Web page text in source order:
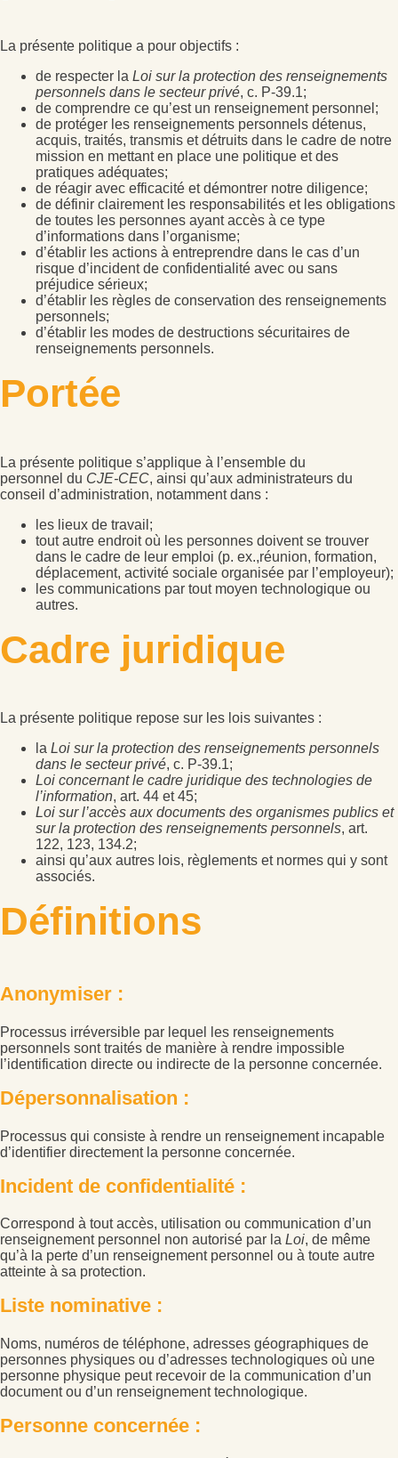
La présente politique a pour objectifs :
de respecter la Loi sur la protection des renseignements
personnels dans le secteur privé, c. P-39.1;
de comprendre ce qu’est un renseignement personnel;
de protéger les renseignements personnels détenus,
acquis, traités, transmis et détruits dans le cadre de notre
mission en mettant en place une politique et des
pratiques adéquates;
de réagir avec efficacité et démontrer notre diligence;
de définir clairement les responsabilités et les obligations
de toutes les personnes ayant accès à ce type
d’informations dans l’organisme;
d’établir les actions à entreprendre dans le cas d’un
risque d’incident de confidentialité avec ou sans
préjudice sérieux;
d’établir les règles de conservation des renseignements
personnels;
d’établir les modes de destructions sécuritaires de
renseignements personnels.
Portée
La présente politique s’applique à l’ensemble du
personnel du CJE-CEC, ainsi qu’aux administrateurs du
conseil d’administration, notamment dans :
les lieux de travail;
tout autre endroit où les personnes doivent se trouver
dans le cadre de leur emploi (p. ex.,réunion, formation,
déplacement, activité sociale organisée par l’employeur);
les communications par tout moyen technologique ou
autres.
Cadre juridique
La présente politique repose sur les lois suivantes :
la Loi sur la protection des renseignements personnels
dans le secteur privé, c. P-39.1;
Loi concernant le cadre juridique des technologies de
l’information, art. 44 et 45;
Loi sur l’accès aux documents des organismes publics et
sur la protection des renseignements personnels, art.
122, 123, 134.2;
ainsi qu’aux autres lois, règlements et normes qui y sont
associés.
Définitions
Anonymiser :
Processus irréversible par lequel les renseignements
personnels sont traités de manière à rendre impossible
l’identification directe ou indirecte de la personne concernée.
Dépersonnalisation :
Processus qui consiste à rendre un renseignement incapable
d’identifier directement la personne concernée.
Incident de confidentialité :
Correspond à tout accès, utilisation ou communication d’un
renseignement personnel non autorisé par la Loi, de même
qu’à la perte d’un renseignement personnel ou à toute autre
atteinte à sa protection.
Liste nominative :
Noms, numéros de téléphone, adresses géographiques de
personnes physiques ou d’adresses technologiques où une
personne physique peut recevoir de la communication d’un
document ou d’un renseignement technologique.
Personne concernée :